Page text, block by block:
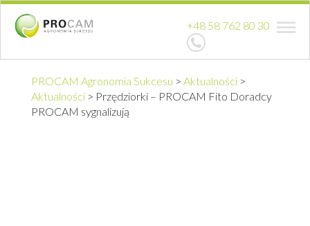
+48 58 762 80 30
PROCAM Agronomia Sukcesu > Aktualności >
Aktualności > Przędziorki – PROCAM Fito Doradcy
PROCAM sygnalizują